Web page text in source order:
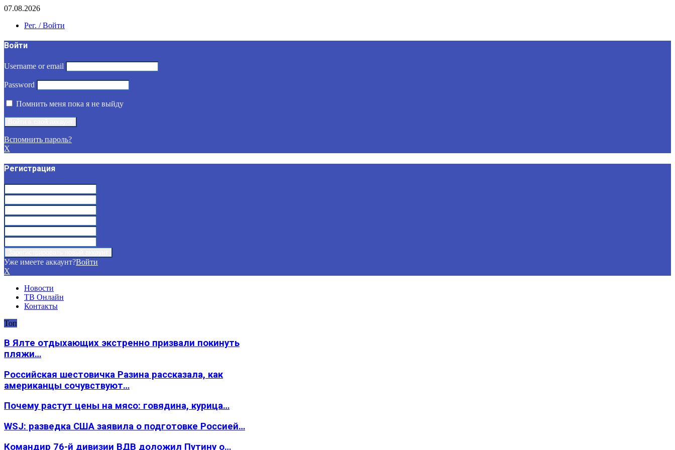
07.08.2026
Рег. / Войти
Войти
Username or email
Password
Помнить меня пока я не выйду
Вспомнить пароль?
X
Регистрация
Уже имеете аккаунт?Войти
X
Новости
ТВ Онлайн
Контакты
Топ
В Ялте отдыхающих экстренно призвали покинуть
пляжи…
Российская шестовичка Разина рассказала, как
американцы сочувствуют…
Почему растут цены на мясо: говядина, курица…
WSJ: разведка США заявила о подготовке Россией…
Командир 76-й дивизии ВДВ доложил Путину о…